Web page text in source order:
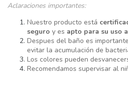
Aclaraciones importantes:
Nuestro producto está
seguro y es apto para su uso
Despues del baño es
evitar la acumulación de
Los colores pueden
Recomendamos supervisar al